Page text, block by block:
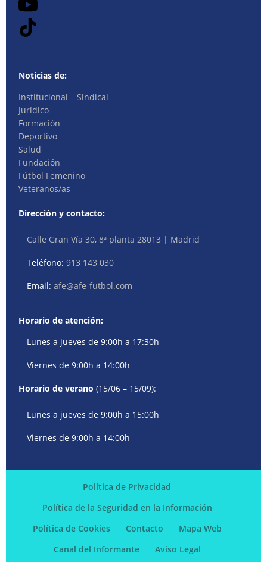
Noticias de:
Institucional – Sindical
Jurídico
Formación
Deportivo
Salud
Fundación
Fútbol Femenino
Veteranos/as
Dirección y contacto:
Calle Gran Vía 30, 8ª planta 28013 | Madrid
Teléfono:913 143 030
Email:afe@afe-futbol.com
Horario de atención:
Lunes a jueves de 9:00h a 17:30h
Viernes de 9:00h a 14:00h
Horario de verano (15/06 – 15/09):
Lunes a jueves de 9:00h a 15:00h
Viernes de 9:00h a 14:00h
Política de Privacidad
Política de la Seguridad en la Información
Política de Cookies
Contacto
Mapa Web
Canal del Informante
Aviso Legal